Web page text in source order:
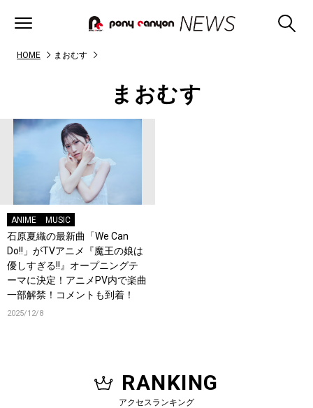
HOME まおむす
まおむす
ANIME MUSIC
石原夏織の最新曲「We Can
Do!!」がTVアニメ『魔王の娘は
優しすぎる!!』オープニングテ
ーマに決定！アニメPV内で楽曲
一部解禁！コメントも到着！
2025/12/8
RANKING
アクセスランキング